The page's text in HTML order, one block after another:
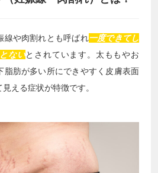
線や肉割れとも呼ばれ一度できてし
ないとされています。太ももやお
脂肪が多い所にできやすく皮膚表面
える症状が特徴です。